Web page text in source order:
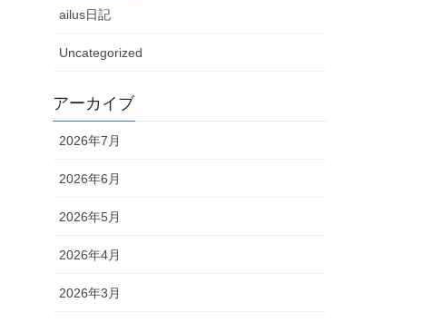
ailus日記
Uncategorized
アーカイブ
2026年7月
2026年6月
2026年5月
2026年4月
2026年3月